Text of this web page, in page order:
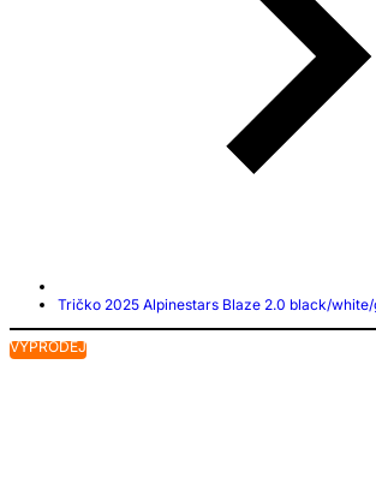
Tričko 2025 Alpinestars Blaze 2.0 black/
VÝPRODEJ